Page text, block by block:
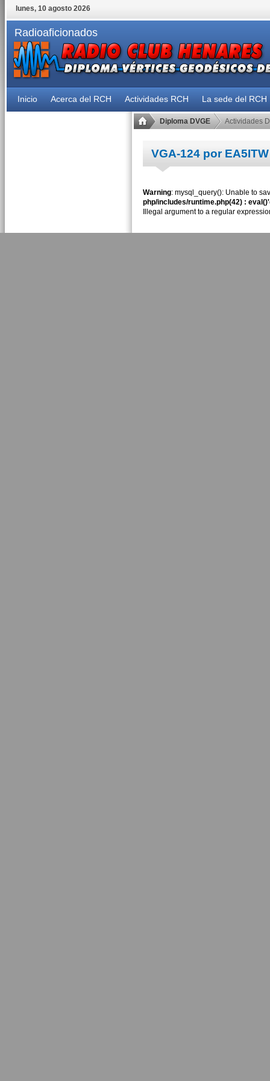
lunes, 10 agosto 2026
Radioaficionados
Inicio Acerca del RCH Actividades RCH La sede del RCH
Diploma DVGE Actividades
VGA-124 por EA5ITW
Warning: mysql_query(): Unable to
php/includes/runtime.php(42) :
Illegal argument to a regular